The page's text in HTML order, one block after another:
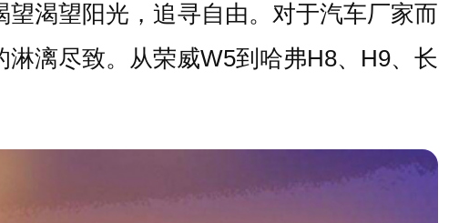
渴望阳光，追寻自由。对于汽车厂家而
漓尽致。从荣威W5到哈弗H8、H9、长